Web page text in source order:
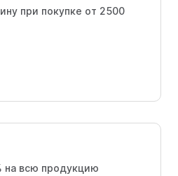
при покупке от 2500
от 2500 рублей.
на всю продукцию